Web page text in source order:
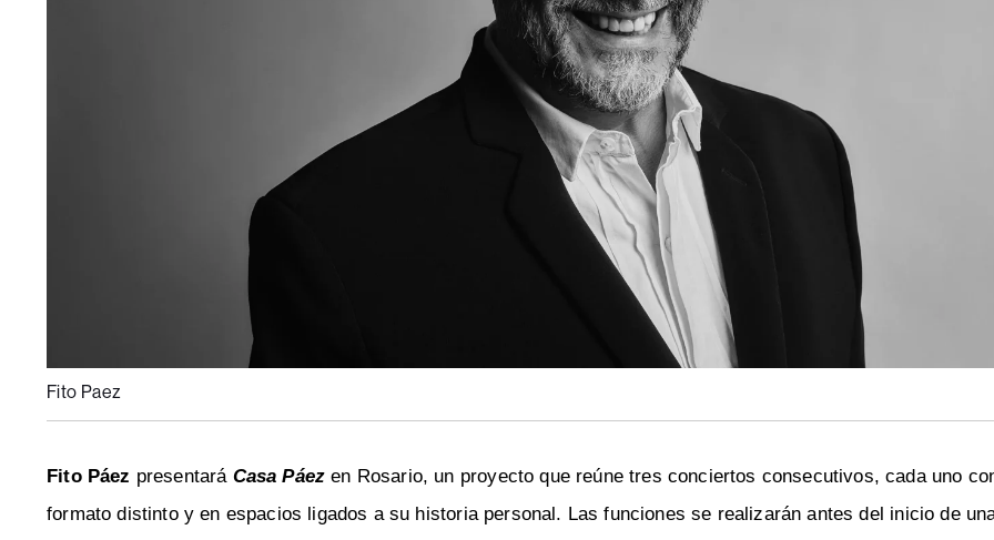
Fito Paez
Fito Páez presentará Casa Páez en Rosario, un proyecto que reúne tres conciertos consecutivos, cada uno
formato distinto y en espacios ligados a su historia personal. Las funciones se realizarán antes del inicio de